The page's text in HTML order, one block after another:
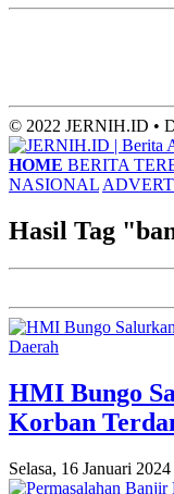
© 2022 JERNIH.ID •
HOME BERITA
NASIONAL
Hasil Tag "
Daerah
HMI Bungo
Korban
Selasa, 16 Januari 2024